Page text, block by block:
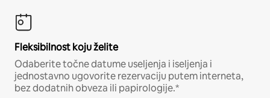
Fleksibilnost koju želite
Odaberite točne datume useljenja i iseljenja i
jednostavno ugovorite rezervaciju putem interneta,
bez dodatnih obveza ili papirologije.*